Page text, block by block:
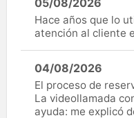
Hace años que lo
atención al cliente
04/08/2026
El proceso de
La videollamada
ayuda: me explicó